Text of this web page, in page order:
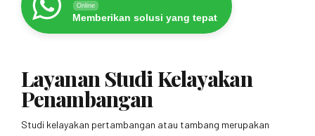
Online
Memberikan solusi yang tepat
Layanan Studi Kelayakan
Penambangan
Studi kelayakan pertambangan atau tambang merupakan